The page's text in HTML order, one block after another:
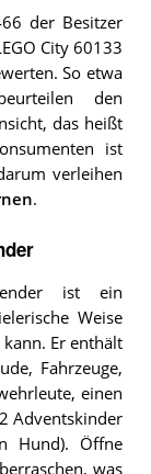
der Besitzer
City 60133
So etwa
den
das heißt
ist
verleihen
.
ist ein
Weise
Er enthält
Fahrzeuge,
einen
Adventskinder
Hund). Öffne
was